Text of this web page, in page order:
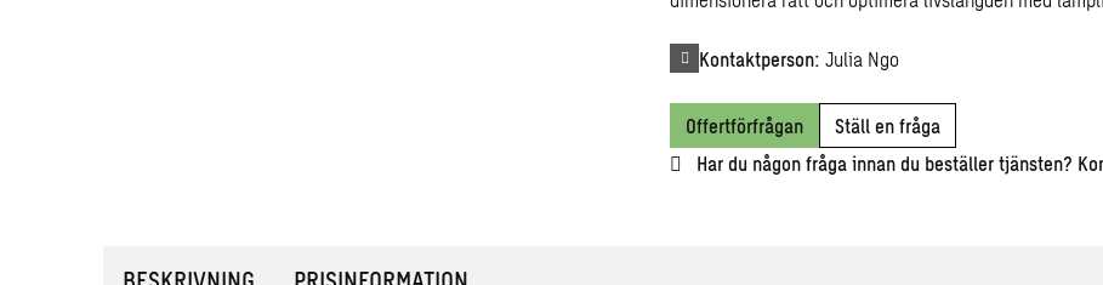
Kontaktperson: Julia Ngo
Offertförfrågan
Ställ en fråga
Har du någon fråga innan du beställer tjänsten?